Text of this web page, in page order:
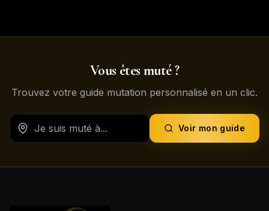
Vous êtes muté ?
Trouvez votre guide mutation personnalisé en un clic.
Voir mon guide